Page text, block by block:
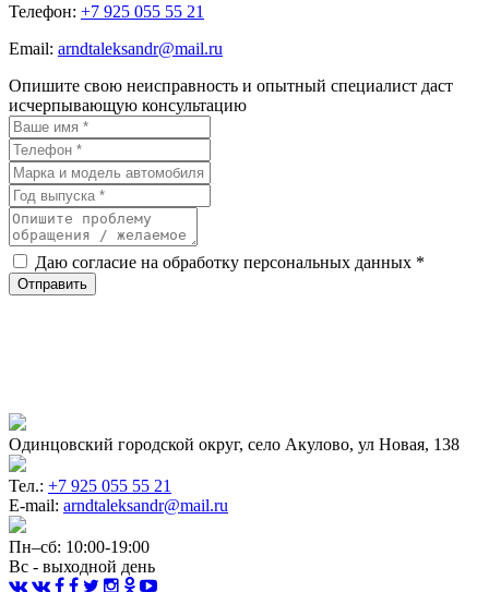
Телефон: +7 925 055 55 21
Email: arndtaleksandr@mail.ru
Опишите свою неисправность и опытный специалист даст
исчерпывающую консультацию
Даю согласие на обработку персональных данных *
Одинцовский городской округ, село Акулово, ул Новая, 138
Тел.: +7 925 055 55 21
E-mail: arndtaleksandr@mail.ru
Пн–сб: 10:00-19:00
Вс - выходной день